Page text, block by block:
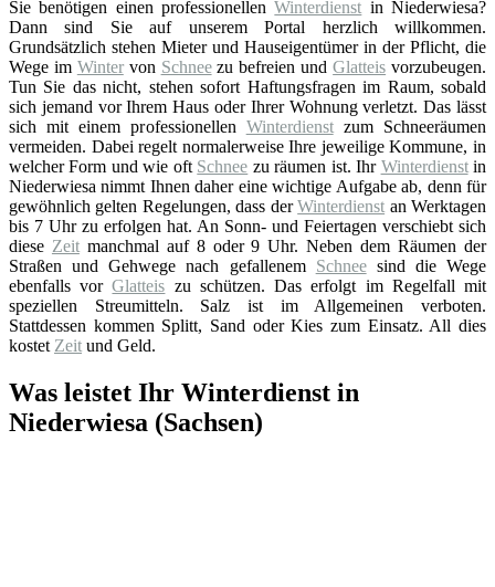
Sie benötigen einen professionellenWinterdienst in Niederwiesa?
Dann sind Sie auf unserem Portal herzlich willkommen.
Grundsätzlich stehen Mieter und Hauseigentümer in der Pflicht, die
Wege im Wintervon Schneezu befreien undGlatteis vorzubeugen.
Tun Sie das nicht, stehen sofort Haftungsfragen im Raum, sobald
sich jemand vor Ihrem Haus oder Ihrer Wohnung verletzt. Das lässt
sich mit einem professionellen Winterdienstzum Schneeräumen
vermeiden. Dabei regelt normalerweise Ihre jeweilige Kommune, in
welcher Form und wie oft Schnee zu räumen ist. Ihr Winterdienstin
Niederwiesa nimmt Ihnen daher eine wichtige Aufgabe ab, denn für
gewöhnlich gelten Regelungen, dass derWinterdienst an Werktagen
bis 7 Uhr zu erfolgen hat. An Sonn- und Feiertagen verschiebt sich
diese Zeitmanchmal auf 8 oder 9 Uhr. Neben dem Räumen der
Straßen und Gehwege nach gefallenem Schneesind die Wege
ebenfalls vorGlatteis zu schützen. Das erfolgt im Regelfall mit
speziellen Streumitteln. Salz ist im Allgemeinen verboten.
Stattdessen kommen Splitt, Sand oder Kies zum Einsatz. All dies
kostet Zeit und Geld.
Was leistet Ihr Winterdienst in
Niederwiesa (Sachsen)